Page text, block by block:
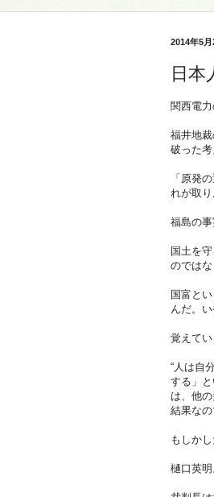
2014年5月
日本
関西電
福井地
破った
「原発
れが取り
福島の
国土を
のではな
国富と
んだ。
覚えて
“人は自
する」
は、他
結果なの
もしか
樋口英